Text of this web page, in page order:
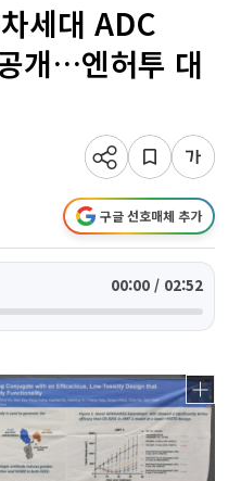
세대 ADC
개…엔허투 대
구글 선호매체 추가
00:00 / 02:52